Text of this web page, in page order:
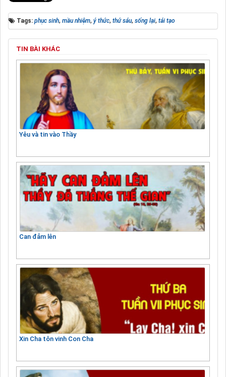
Tags: phục sinh, mầu nhiệm, ý thức, thứ sáu, sống lại, tái tạo
TIN BÀI KHÁC
Yêu và tin vào Thầy
Can đảm lên
Xin Cha tôn vinh Con Cha